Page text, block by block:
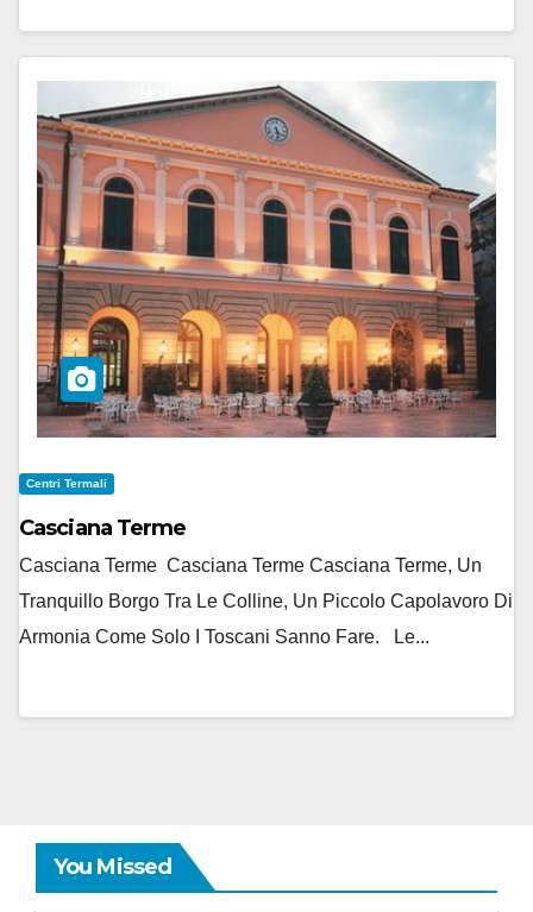
Centri Termali
Casciana Terme
Casciana Terme Casciana Terme Casciana Terme, Un
Tranquillo Borgo Tra Le Colline, Un Piccolo Capolavoro Di
Armonia Come Solo I Toscani Sanno Fare. Le...
You Missed